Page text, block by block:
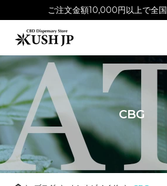
ご注文金額10,000円以上で全
CBG